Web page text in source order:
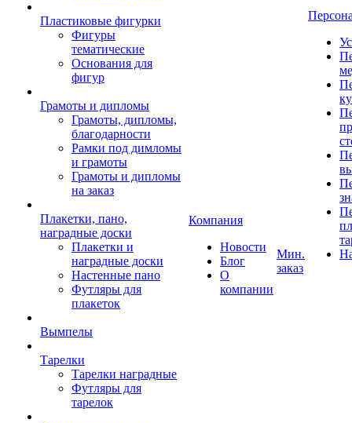
Пластиковые фигурки
Фигуры
тематические
Основания для
фигур
Грамоты и дипломы
Грамоты, дипломы,
благодарности
Рамки под димломы
и грамоты
Грамоты и дипломы
на заказ
Плакетки, пано,
наградные доски
Плакетки и
наградные доски
Настенные пано
Футляры для
плакеток
Вымпелы
Тарелки
Тарелки наградные
Футляры для
тарелок
Компания
Новости
Блог
О
компании
Мин.
заказ